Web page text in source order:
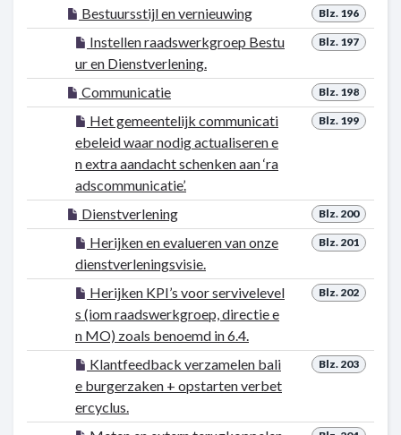
Blz. 196
Bestuursstijl en vernieuwing
Blz. 197
Instellen raadswerkgroep Bestu
ur en Dienstverlening.
Blz. 198
Communicatie
Blz. 199
Het gemeentelijk communicati
ebeleid waar nodig actualiseren e
n extra aandacht schenken aan ‘ra
adscommunicatie’.
Blz. 200
Dienstverlening
Blz. 201
Herijken en evalueren van onze
dienstverleningsvisie.
Blz. 202
Herijken KPI’s voor servivelevel
s (iom raadswerkgroep, directie e
n MO) zoals benoemd in 6.4.
Blz. 203
Klantfeedback verzamelen bali
e burgerzaken + opstarten verbet
ercyclus.